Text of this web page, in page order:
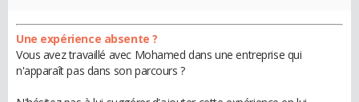
Une expérience absente ?
Vous avez travaillé avec Mohamed dans une entreprise qui
n'apparaît pas dans son parcours ?